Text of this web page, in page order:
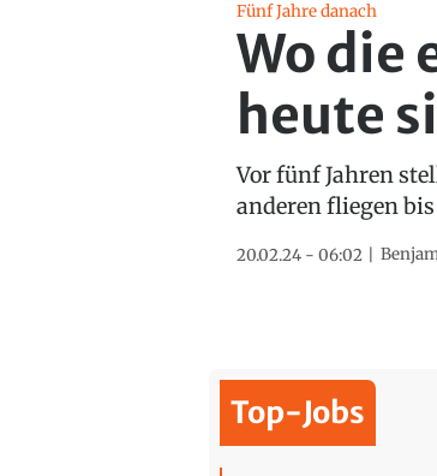
Fünf Jahre danach
Wo die
heute
Vor fünf Jahren
anderen fliegen
20.02.24 - 06:02
Top-Jobs